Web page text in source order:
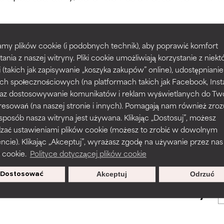
plików cookie (i podobnych technik), aby poprawić komfort
z naszej witryny. Pliki cookie umożliwiają korzystanie z
jak zapisywanie „koszyka zakupów” online),
społecznościowych (na platformach takich jak Facebook,
dostosowywanie komunikatów i reklam wyświetlanych do
(na naszej stronie i innych). Pomagają nam również
nasza witryna jest używana. Klikając „Dostosuj”, możesz
ustawieniami plików cookie (możesz to zrobić w dowolnym
Klikając „Akceptuj”, wyrażasz zgodę na używanie przez nas
Polityce dotyczącej plików cookie
Dostosować Odrzuć
Akceptuj
POWRÓT DO WYSZUKIWANIA
to assess ingredients in this dictionary. Regulations
tekstury, stabilności lub penetracji formuły.
ale może mieć problemy estetyczne, stabilności lub inne,
użyteczność.
podrażnienia. Ryzyko wzrasta w połączeniu z innymi
składnikami.
podrażnienie, stan zapalny, suchość itp. Może przynosić
ale ogólnie udowodniono, że wyrządza więcej szkody niż
tekstury, stabilności lub penetracji formuły.
ale może mieć problemy estetyczne, stabilności lub inne,
użyteczność.
podrażnienia. Ryzyko wzrasta w połączeniu z innymi
składnikami.
podrażnienie, stan zapalny, suchość itp. Może przynosić
ale ogólnie udowodniono, że wyrządza więcej szkody niż
się, aby otrzymywać wyjątkowe